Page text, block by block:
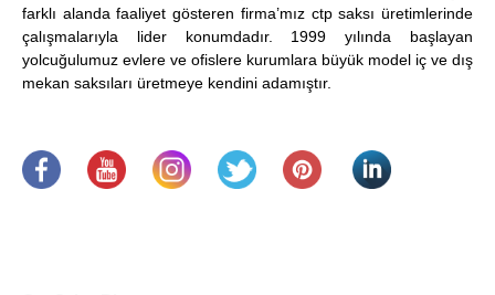
farklı alanda faaliyet gösteren firma’mız ctp saksı üretimlerinde
çalışmalarıyla lider konumdadır. 1999 yılında başlayan
yolcuğulumuz evlere ve ofislere kurumlara büyük model iç ve dış
mekan saksıları üretmeye kendini adamıştır.